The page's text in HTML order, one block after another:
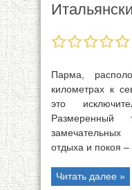
Парма,
километрах к
это
Размеренный
отдыха и покоя –
Читать далее »